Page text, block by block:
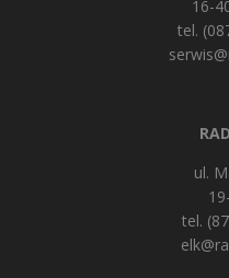
16-
tel.
ul.
tel.